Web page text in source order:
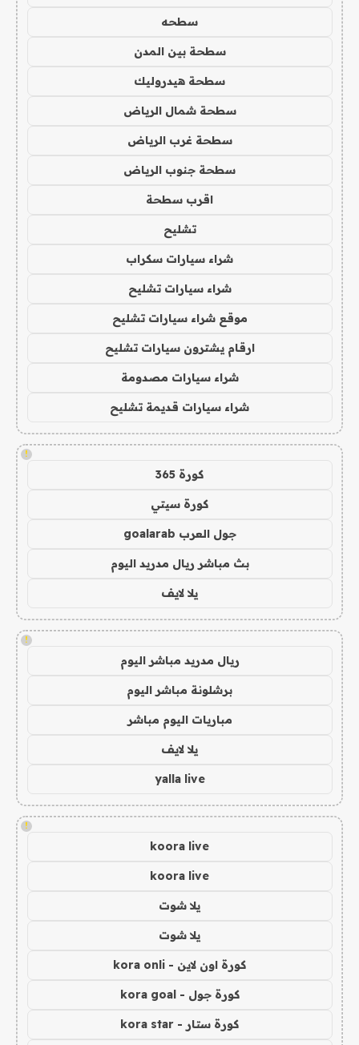
سطحه
سطحة بين المدن
سطحة هيدروليك
سطحة شمال الرياض
سطحة غرب الرياض
سطحة جنوب الرياض
اقرب سطحة
تشليح
شراء سيارات سكراب
شراء سيارات تشليح
موقع شراء سيارات تشليح
ارقام يشترون سيارات تشليح
شراء سيارات مصدومة
شراء سيارات قديمة تشليح
!
كورة 365
كورة سيتي
جول العرب goalarab
بث مباشر ريال مدريد اليوم
يلا لايف
!
ريال مدريد مباشر اليوم
برشلونة مباشر اليوم
مباريات اليوم مباشر
يلا لايف
yalla live
!
koora live
koora live
يلا شوت
يلا شوت
كورة اون لاين - kora onli
كورة جول - kora goal
كورة ستار - kora star